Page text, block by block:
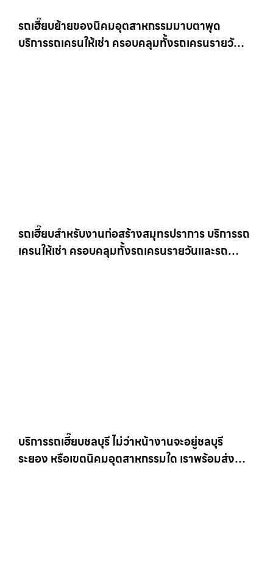
รถเฮี๊ยบย้ายของนิคมอุตสาหกรรมมาบตาพุด
บริการรถเครนให้เช่า ครอบคลุมทั้งรถเครนรายวัน
รถเฮี๊ยบสำหรับงานก่อสร้างสมุทรปราการ บริการรถ
เครนให้เช่า ครอบคลุมทั้งรถเครนรายวันและรถ
บริการรถเฮี๊ยบชลบุรี ไม่ว่าหน้างานจะอยู่ชลบุรี
ระยอง หรือเขตนิคมอุตสาหกรรมใด เราพร้อมส่งรถ